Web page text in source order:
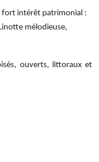
fort intérêt patrimonial :
mélodieuse,
ouverts, littoraux et